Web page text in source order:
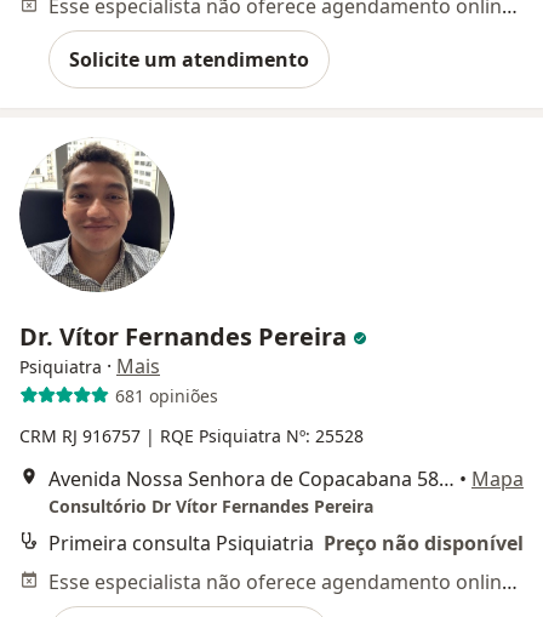
Esse especialista não oferece agendamento online para esse endereço.
Solicite um atendimento
Dr. Vítor Fernandes Pereira
Psiquiatra · Mais
681 opiniões
CRM RJ 916757 | RQE Psiquiatra Nº: 25528
Avenida Nossa Senhora de Copacabana 583, Sala 804, Rio de Janeiro • Mapa
Consultório Dr Vítor Fernandes Pereira
Primeira consulta Psiquiatria Preço não disponível
Esse especialista não oferece agendamento online para esse endereço.